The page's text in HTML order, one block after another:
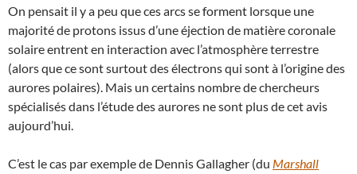
On pensait il y a peu que ces arcs se forment lorsque une
majorité de protons issus d’une éjection de matière coronale
solaire entrent en interaction avec l’atmosphère terrestre
(alors que ce sont surtout des électrons qui sont à l’origine des
aurores polaires). Mais un certains nombre de chercheurs
spécialisés dans l’étude des aurores ne sont plus de cet avis
aujourd’hui.
C’est le cas par exemple de Dennis Gallagher (du Marshall